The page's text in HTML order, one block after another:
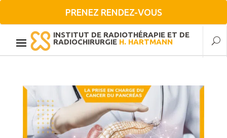
PRENEZ RENDEZ-VOUS
INSTITUT DE RADIOTHÉRAPIE ET DE
RADIOCHIRURGIE H. HARTMANN